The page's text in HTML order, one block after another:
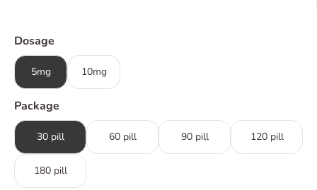
Dosage
5mg 10mg
Package
30 pill 60 pill 90 pill 120 pill
180 pill